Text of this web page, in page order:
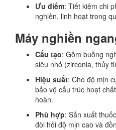
Ưu điểm: Tiết kiệm chi
nghiền, linh hoạt trong
Máy nghiền
Cấu tạo: Gồm buồng
siêu nhỏ (zirconia, thủy
Hiệu suất: Cho độ mịn
bảo vệ cấu trúc hoạt
hoàn.
Phù hợp: Sản xuất
đòi hỏi độ mịn cao và